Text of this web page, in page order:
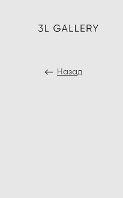
Назад